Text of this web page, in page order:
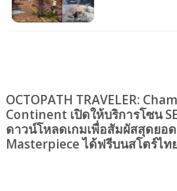
OCTOPATH TRAVELER:
Continent เปิดให้บริการโซน
ดาวน์โหลดเกมเพื่อสัมผัสสุดยอด
Masterpiece ได้ฟรีบนสโตร์ไท